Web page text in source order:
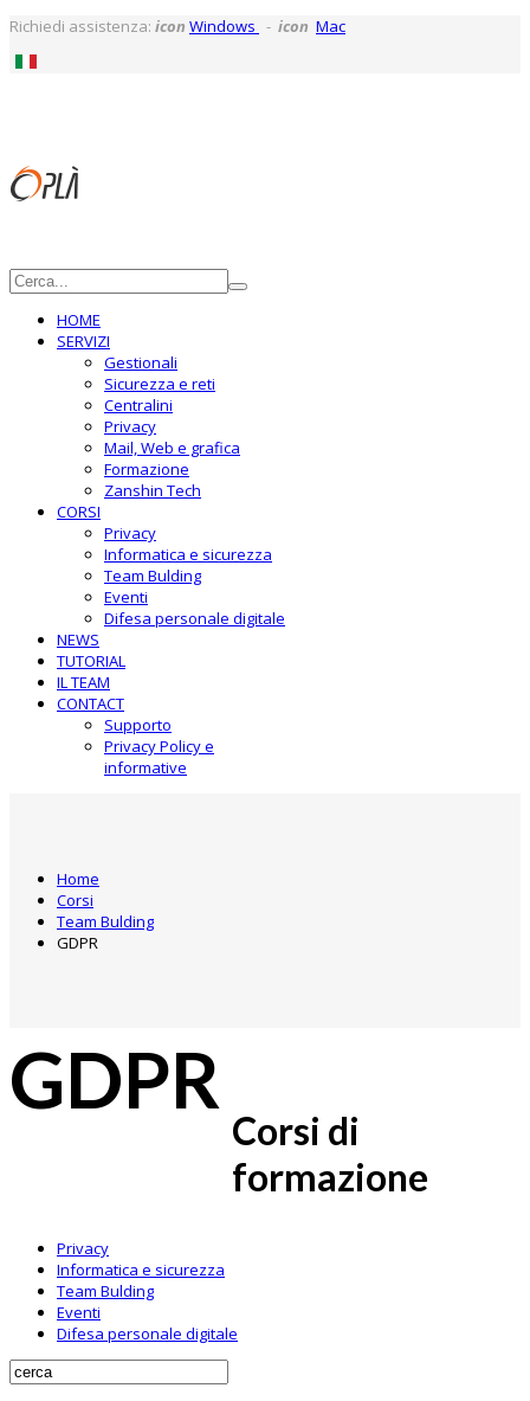
Richiedi assistenza: icon Windows - icon Mac
HOME
SERVIZI
Gestionali
Sicurezza e reti
Centralini
Privacy
Mail, Web e grafica
Formazione
Zanshin Tech
CORSI
Privacy
Informatica e sicurezza
Team Bulding
Eventi
Difesa personale digitale
NEWS
TUTORIAL
IL TEAM
CONTACT
Supporto
Privacy Policy e
informative
Home
Corsi
Team Bulding
GDPR
GDPR
Corsi di
formazione
Privacy
Informatica e sicurezza
Team Bulding
Eventi
Difesa personale digitale